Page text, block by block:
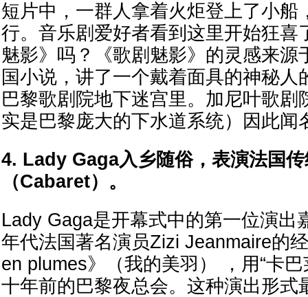
短片中，一群人拿着火炬登上了小船
行。音乐剧爱好者看到这里开始狂喜
魅影》吗？《歌剧魅影》的灵感来源
国小说，讲了一个戴着面具的神秘人
巴黎歌剧院地下迷宫里。加尼叶歌剧
实是巴黎庞大的下水道系统）因此闻
4. Lady Gaga入乡随俗，表演法国
（Cabaret）。
Lady Gaga是开幕式中的第一位演出
年代法国著名演员Zizi Jeanmaire的
en plumes》（我的美羽） ，用“卡
十年前的巴黎夜总会。这种演出形式